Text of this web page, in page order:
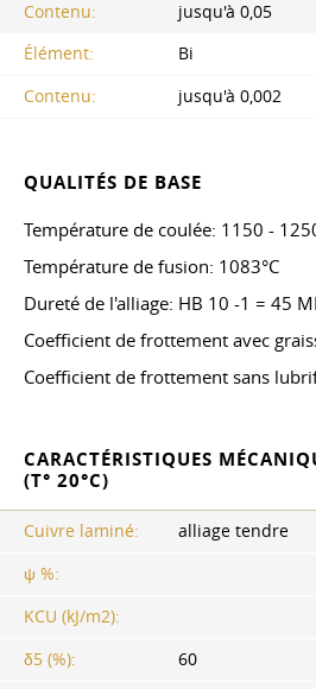
Contenu:
jusqu'à 0,05
Élément:
Bi
Contenu:
jusqu'à 0,002
QUALITÉS DE BASE
Température de coulée: 1150 -
Température de fusion: 1083°C
Dureté de l'alliage: HB 10 -1 = 45
Coefficient de frottement avec
Coefficient de frottement sans
CARACTÉRISTIQUES
(T° 20°C)
Cuivre laminé:
alliage tendre
ψ %:
KCU (kJ/m2):
δ5 (%):
60